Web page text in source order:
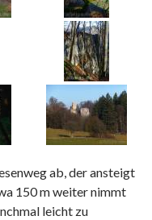
ab, der ansteigt
150 m weiter nimmt
leicht zu